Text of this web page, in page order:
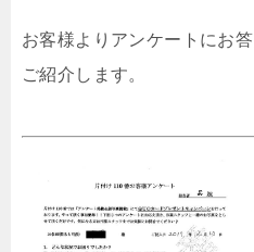
お客様よりアンケートにお
ご紹介します。